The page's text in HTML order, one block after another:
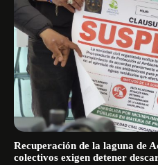
Recuperación de la laguna de
colectivos exigen detener